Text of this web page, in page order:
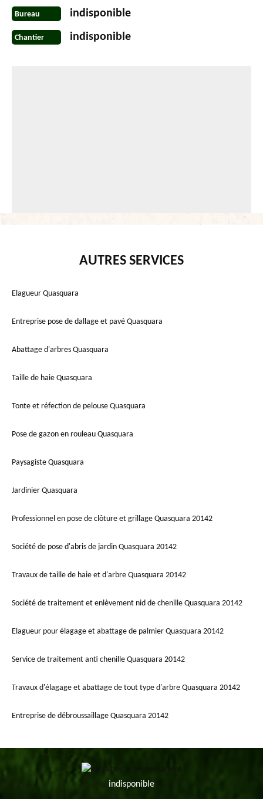
Bureau indisponible
Chantier indisponible
AUTRES SERVICES
Elagueur Quasquara
Entreprise pose de dallage et pavé Quasquara
Abattage d'arbres Quasquara
Taille de haie Quasquara
Tonte et réfection de pelouse Quasquara
Pose de gazon en rouleau Quasquara
Paysagiste Quasquara
Jardinier Quasquara
Professionnel en pose de clôture et grillage Quasquara 20142
Société de pose d'abris de jardin Quasquara 20142
Travaux de taille de haie et d'arbre Quasquara 20142
Société de traitement et enlèvement nid de chenille Quasquara 20142
Elagueur pour élagage et abattage de palmier Quasquara 20142
Service de traitement anti chenille Quasquara 20142
Travaux d'élagage et abattage de tout type d'arbre Quasquara 20142
Entreprise de débroussaillage Quasquara 20142
indisponible